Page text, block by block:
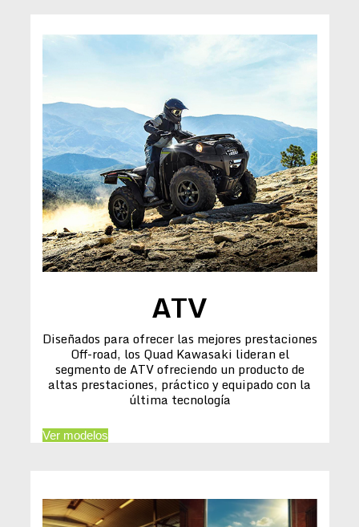
ATV
Diseñados para ofrecer las mejores prestaciones
Off-road, los Quad Kawasaki lideran el
segmento de ATV ofreciendo un producto de
altas prestaciones, práctico y equipado con la
última tecnología
Ver modelos